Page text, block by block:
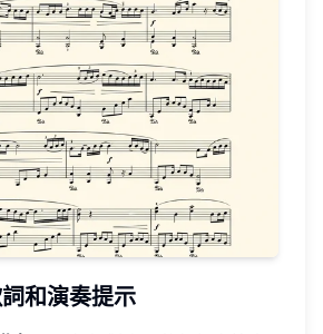
和演奏提示